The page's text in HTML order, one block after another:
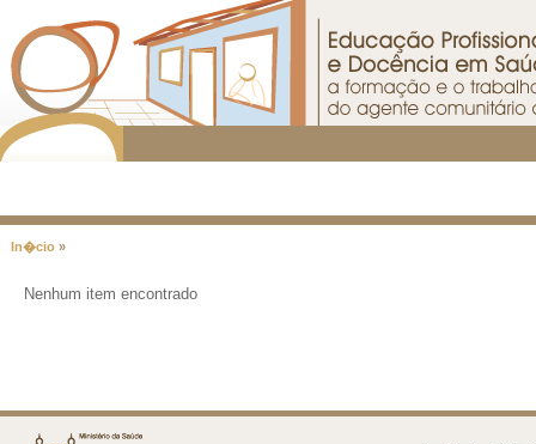
In�cio »
Nenhum item encontrado